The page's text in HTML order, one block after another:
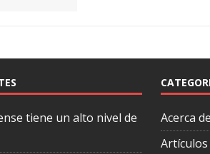
tiene un alto nivel de
Acerca
Artículos